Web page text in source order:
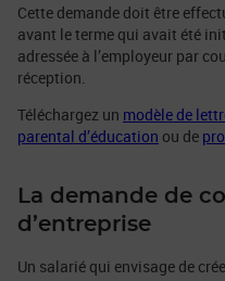
Cette demande doit être
avant le terme qui avait été
adressée à l’employeur par
réception.
Téléchargez un modèle de
parental d’éducation ou de
La demande de
d’entreprise
Un salarié qui envisage de